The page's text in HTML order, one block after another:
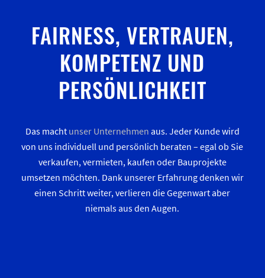
FAIRNESS, VERTRAUEN,
KOMPETENZ UND
PERSÖNLICHKEIT
Das macht unser Unternehmen aus. Jeder Kunde wird
von uns individuell und persönlich beraten – egal ob Sie
verkaufen, vermieten, kaufen oder Bauprojekte
umsetzen möchten. Dank unserer Erfahrung denken wir
einen Schritt weiter, verlieren die Gegenwart aber
niemals aus den Augen.